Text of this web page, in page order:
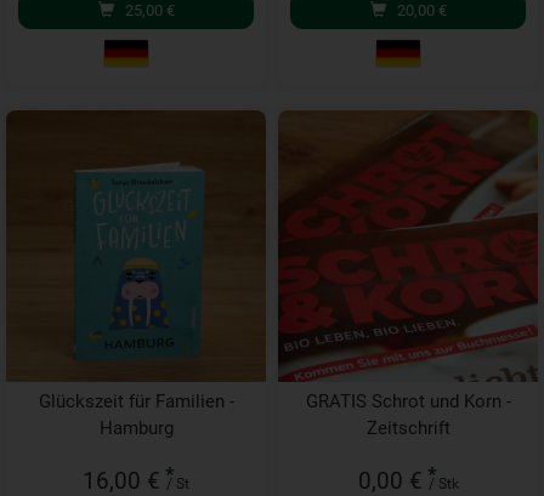
25,00 € 20,00 €
Glückszeit für Familien -
Hamburg
16,00 € *
/ St
GRATIS Schrot und Korn -
Zeitschrift
0,00 € *
/ Stk